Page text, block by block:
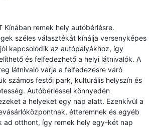
Kínában remek hely autóbérlésre.
széles választékát kínálja versenyképes
kapcsolódik az autópályákhoz, így
és felfedezhető a helyi látnivalók. A
látnivaló várja a felfedezésre váró
számos festői park, kulturális helyszín és
Autóbérléssel könnyedén
a helyeket egy nap alatt. Ezenkívül a
étteremnek és egyéb
ad otthont, így remek hely egy-két nap